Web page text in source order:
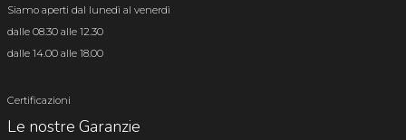
Siamo aperti dal lunedì al venerdì
dalle 08.30 alle 12.30
dalle 14.00 alle 18.00
Certificazioni
Le nostre Garanzie